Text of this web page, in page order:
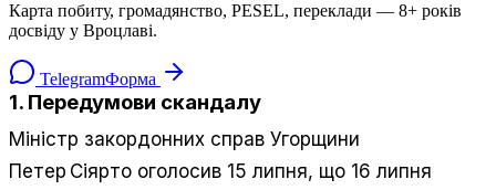
Карта побиту, громадянство, PESEL, переклади — 8+ років
досвіду у Вроцлаві.
TelegramФорма
1. Передумови скандалу
Міністр закордонних справ Угорщини
Петер Сіярто оголосив 15 липня, що 16 липня